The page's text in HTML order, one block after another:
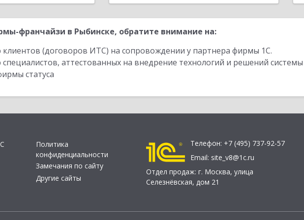
франчайзи в Рыбинске, обратите внимание на:
клиентов (договоров ИТС) на сопровождении у партнера фирмы 1С.
специалистов, аттестованных на внедрение технологий и решений
статуса
Политика
конфиденциальности
Замечания по сайту
Другие сайты
Телефон: +7 (495) 737-92-57
Email: site_v8@1c.ru
Отдел продаж: г. Москва, улица
Селезнёвская, дом 21